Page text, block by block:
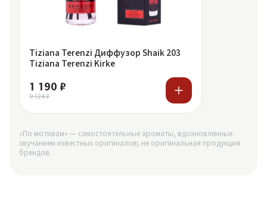
Tiziana Terenzi Диффузор Shaik 203
Tiziana Terenzi Kirke
1 190 ₽
9 124 ₽
«По мотивам» — самостоятельные ароматы, вдохновлённые
звучанием известных оригиналов; не оригинальная продукция
брендов.